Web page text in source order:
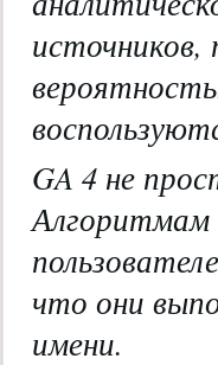
источников,
GA 4 не
Алгоритмам
что они
имени.